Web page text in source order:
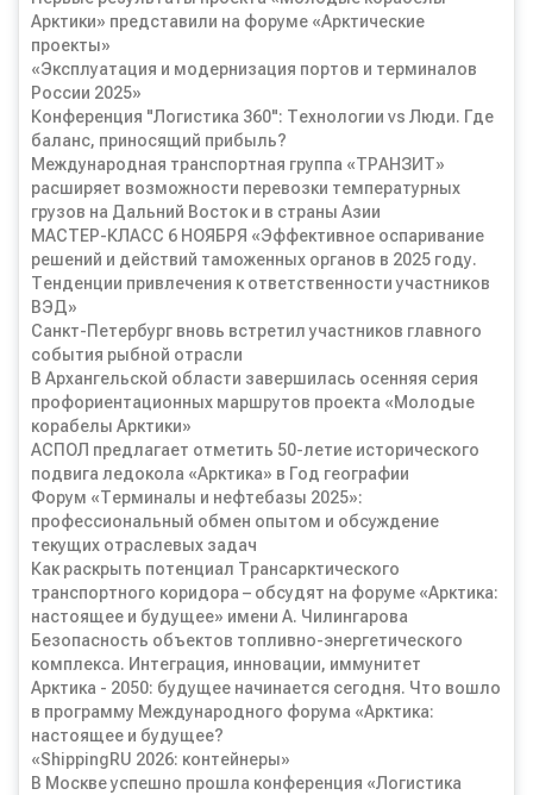
Арктики» представили на форуме «Арктические
проекты»
«Эксплуатация и модернизация портов и терминалов
России 2025»
Конференция "Логистика 360": Технологии vs Люди. Где
баланс, приносящий прибыль?
Международная транспортная группа «ТРАНЗИТ»
расширяет возможности перевозки температурных
грузов на Дальний Восток и в страны Азии
МАСТЕР-КЛАСС 6 НОЯБРЯ «Эффективное оспаривание
решений и действий таможенных органов в 2025 году.
Тенденции привлечения к ответственности участников
ВЭД»
Санкт-Петербург вновь встретил участников главного
события рыбной отрасли
В Архангельской области завершилась осенняя серия
профориентационных маршрутов проекта «Молодые
корабелы Арктики»
АСПОЛ предлагает отметить 50-летие исторического
подвига ледокола «Арктика» в Год географии
Форум «Терминалы и нефтебазы 2025»:
профессиональный обмен опытом и обсуждение
текущих отраслевых задач
Как раскрыть потенциал Трансарктического
транспортного коридора – обсудят на форуме «Арктика:
настоящее и будущее» имени А. Чилингарова
Безопасность объектов топливно-энергетического
комплекса. Интеграция, инновации, иммунитет
Арктика - 2050: будущее начинается сегодня. Что вошло
в программу Международного форума «Арктика:
настоящее и будущее?
«ShippingRU 2026: контейнеры»
В Москве успешно прошла конференция «Логистика